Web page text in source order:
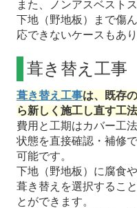
また、ノンアスベスト
下地（野地板）まで傷
応できないケースもあり
葺き替え工事
葺き替え工事は、既存
ら新しく施工し直す工法
費用と工期はカバー工
状態を直接確認・補修
可能です。
下地（野地板）に腐食
葺き替えを選択するこ
とができます。